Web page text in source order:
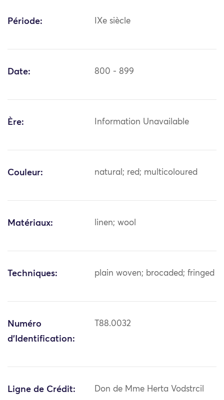
Période: IXe siècle
Date: 800 - 899
Ère: Information Unavailable
Couleur: natural; red; multicoloured
Matériaux: linen; wool
Techniques: plain woven; brocaded; fringed
Numéro
d'Identification:
T88.0032
Ligne de Crédit: Don de Mme Herta Vodstrcil